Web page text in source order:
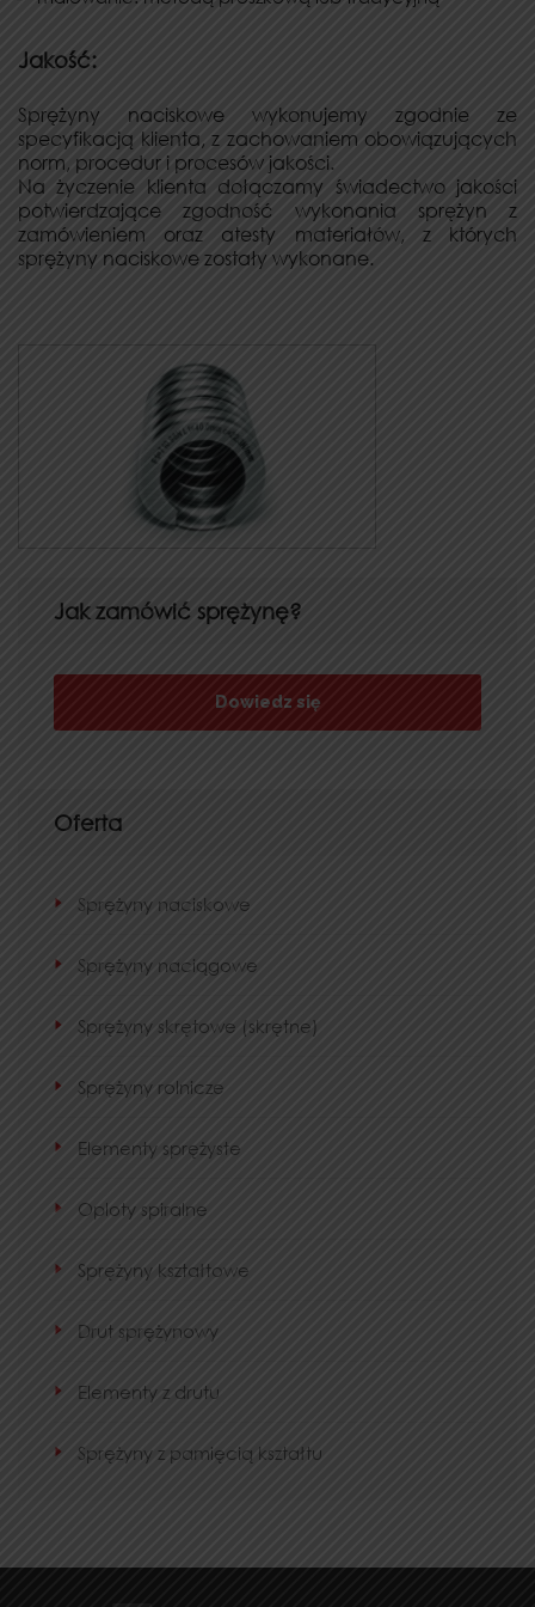
Jakość:
Sprężyny naciskowe wykonujemy zgodnie ze
specyfikacją klienta, z zachowaniem obowiązujących
norm, procedur i procesów jakości.
Na życzenie klienta dołączamy świadectwo jakości
potwierdzające zgodność wykonania sprężyn z
zamówieniem oraz atesty materiałów, z których
sprężyny naciskowe zostały wykonane.
Jak zamówić sprężynę?
Dowiedz się
Oferta
Sprężyny naciskowe
Sprężyny naciągowe
Sprężyny skrętowe (skrętne)
Sprężyny rolnicze
Elementy sprężyste
Oploty spiralne
Sprężyny kształtowe
Drut sprężynowy
Elementy z drutu
Sprężyny z pamięcią kształtu